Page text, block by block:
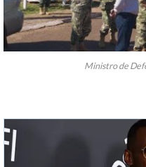
Ministro de